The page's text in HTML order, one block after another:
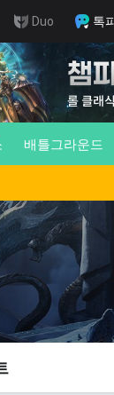
Duo 톡
배틀그라운드